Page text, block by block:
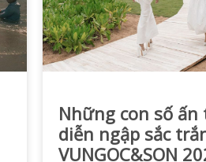
Những con số
diễn ngập sắc
VUNGOC&SON